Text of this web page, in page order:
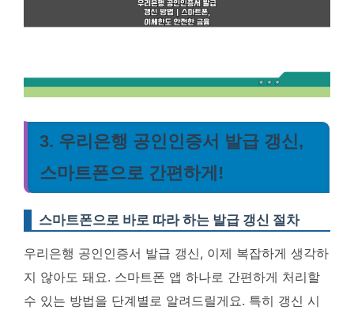
3. 우리은행 공인인증서 발급 갱신,
스마트폰으로 간편하게!
스마트폰으로 바로 따라 하는 발급 갱신 절차
우리은행 공인인증서 발급 갱신, 이제 복잡하게 생각하
지 않아도 돼요. 스마트폰 앱 하나로 간편하게 처리할
수 있는 방법을 단계별로 알려드릴게요. 특히 갱신 시